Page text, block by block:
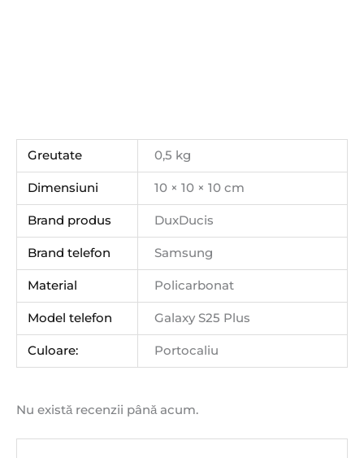
Greutate 0,5 kg
Dimensiuni 10 × 10 × 10 cm
Brand produs DuxDucis
Brand telefon Samsung
Material Policarbonat
Model telefon Galaxy S25 Plus
Culoare: Portocaliu
Nu există recenzii până acum.